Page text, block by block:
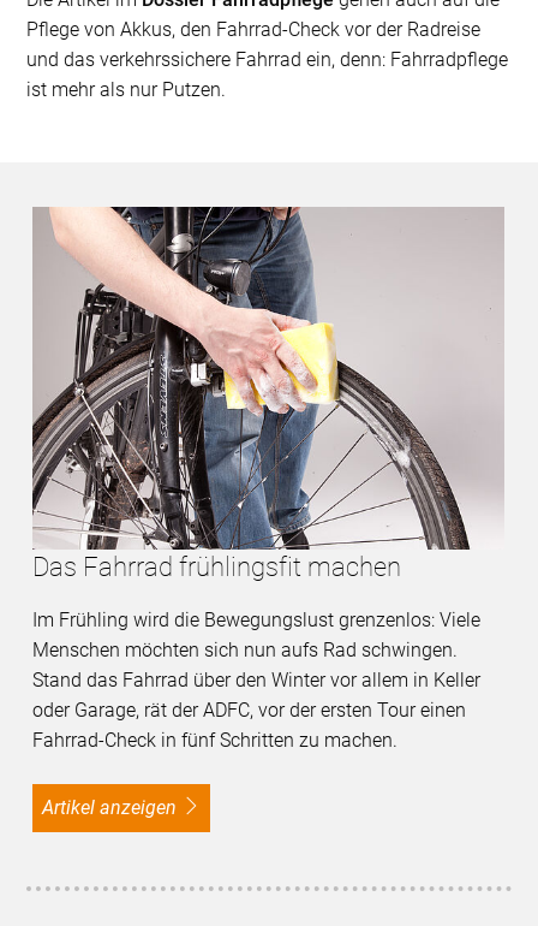
Pflege von Akkus, den Fahrrad-Check vor der Radreise
und das verkehrssichere Fahrrad ein, denn: Fahrradpflege
ist mehr als nur Putzen.
Das Fahrrad frühlingsfit machen
Im Frühling wird die Bewegungslust grenzenlos: Viele
Menschen möchten sich nun aufs Rad schwingen.
Stand das Fahrrad über den Winter vor allem in Keller
oder Garage, rät der ADFC, vor der ersten Tour einen
Fahrrad-Check in fünf Schritten zu machen.
Artikel anzeigen